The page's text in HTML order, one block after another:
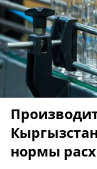
нормы